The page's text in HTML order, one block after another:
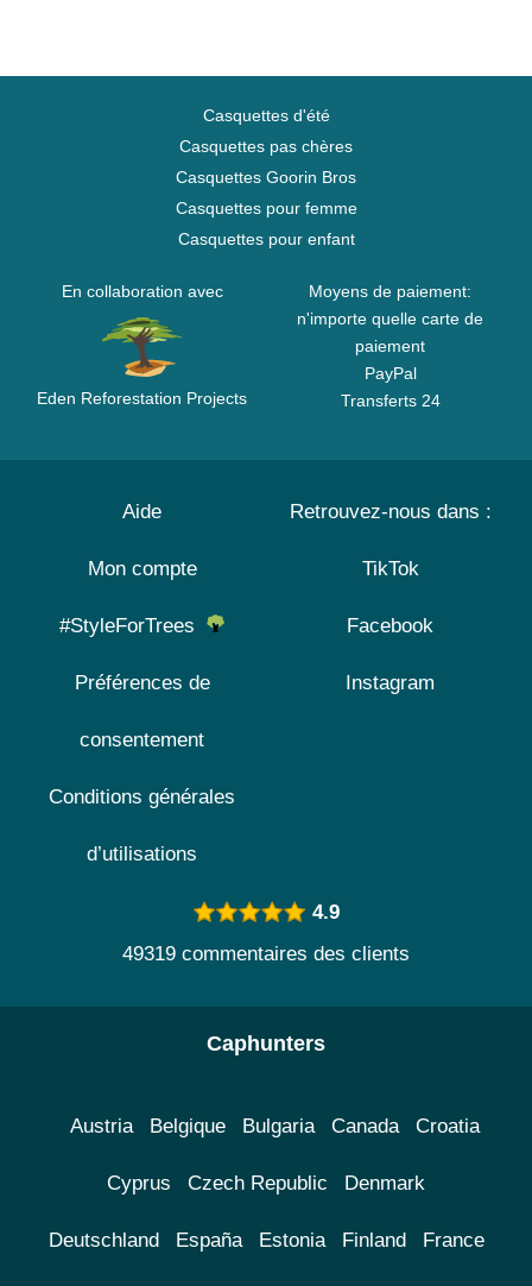
Casquettes d'été
Casquettes pas chères
Casquettes Goorin Bros
Casquettes pour femme
Casquettes pour enfant
En collaboration avec
Eden Reforestation Projects
Moyens de paiement:
n'importe quelle carte de
paiement
PayPal
Transferts 24
Aide
Mon compte
#StyleForTrees
Préférences de
consentement
Conditions générales
d’utilisations
Retrouvez-nous dans :
TikTok
Facebook
Instagram
4.9
49319 commentaires des clients
Caphunters
Austria Belgique Bulgaria Canada Croatia
Cyprus Czech Republic Denmark
Deutschland España Estonia Finland France